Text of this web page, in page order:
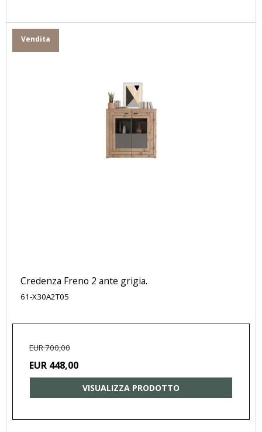
Vendita
Credenza Freno 2 ante grigia.
61-X30A2T05
EUR 700,00
EUR 448,00
VISUALIZZA PRODOTTO